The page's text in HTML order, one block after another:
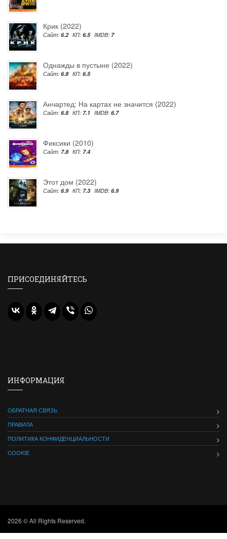
Крик (2022)
Сайт: 6.2 КП: 6.5 IMDB: 7
Однажды в пустыне (2022)
Сайт: 6.8 КП: 6.5
Анчартед: На картах не значится (2022)
Сайт: 6.8 КП: 7.1 IMDB: 6.7
Фиксики (2010)
Сайт: 7.8 КП: 7.4
Этот дом (2022)
Сайт: 6.9 КП: 7.3 IMDB: 6.9
ПРИСОЕДИНЯЙТЕСЬ
ИНФОРМАЦИЯ
ОБРАТНАЯ СВЯЗЬ
ПРАВИЛА
ПОЛИТИКА КОНФИДЕНЦИАЛЬНОСТИ
COOKIE
2026 © All Rights Reserved.